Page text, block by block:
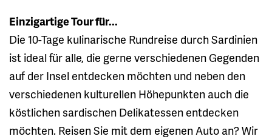
Einzigartige Tour für...
Die 10-Tage kulinarische Rundreise durch Sardinien
ist ideal für alle, die gerne verschiedenen Gegenden
auf der Insel entdecken möchten und neben den
verschiedenen kulturellen Höhepunkten auch die
köstlichen sardischen Delikatessen entdecken
möchten. Reisen Sie mit dem eigenen Auto an? Wir